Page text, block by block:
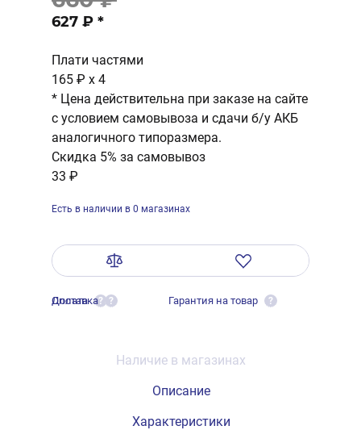
627 ₽ *
Плати частями
165 ₽ x 4
* Цена действительна при заказе на сайте
с условием самовывоза и сдачи б/у АКБ
аналогичного типоразмера.
Скидка 5% за самовывоз
33 ₽
Есть в наличии в 0 магазинах
Оплата ?
Доставка ? Гарантия на товар ?
Наличие в магазинах
Описание
Характеристики